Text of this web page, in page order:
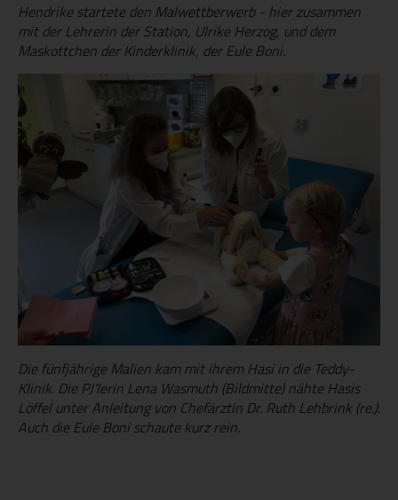
Hendrike startete den Malwettberwerb - hier zusammen
mit der Lehrerin der Station, Ulrike Herzog, und dem
Maskottchen der Kinderklinik, der Eule Boni.
Die fünfjährige Malien kam mit ihrem Hasi in die Teddy-
Klinik. Die PJ'lerin Lena Wasmuth (Bildmitte) nähte Hasis
Löffel unter Anleitung von Chefärztin Dr. Ruth Lehbrink (re.).
Auch die Eule Boni schaute kurz rein.